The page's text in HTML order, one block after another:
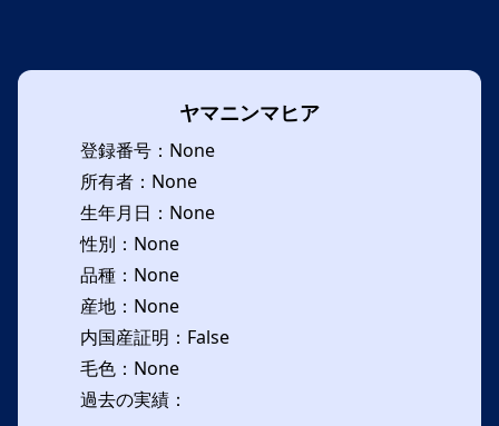
ヤマニンマヒア
登録番号：None
所有者：None
生年月日：None
性別：None
品種：None
産地：None
内国産証明：False
毛色：None
過去の実績：